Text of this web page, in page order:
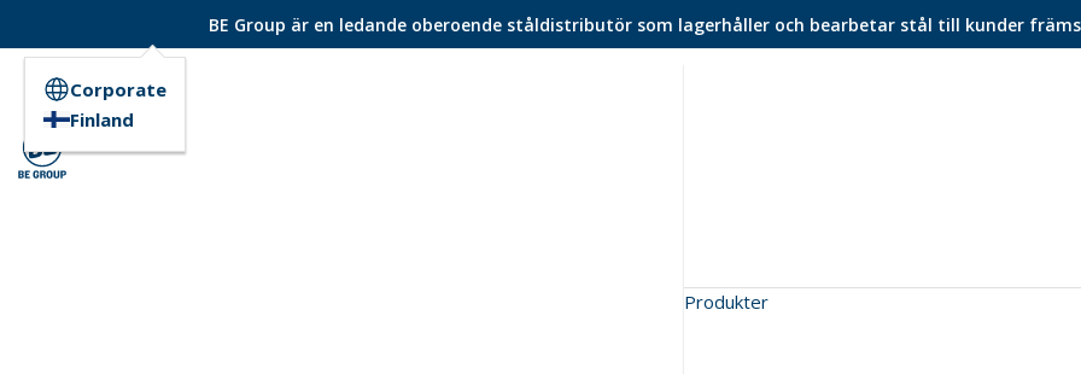
BE Group är en ledande oberoende ståldistributör som lagerhåller och bearbetar stål till kunder
Produkter
Corporate
Finland